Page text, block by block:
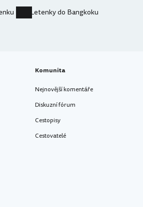
Letenky do Bangkoku
Komunita
Nejnovější komentáře
Diskuzní fórum
Cestopisy
Cestovatelé